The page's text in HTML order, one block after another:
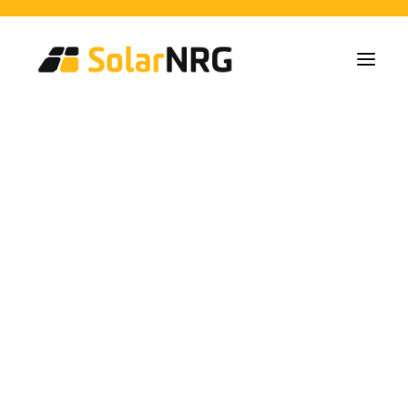
Colectivos
Empresas